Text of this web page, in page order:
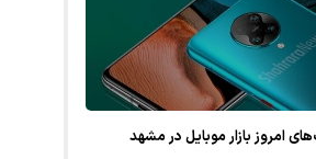
امروز بازار موبایل در مشهد